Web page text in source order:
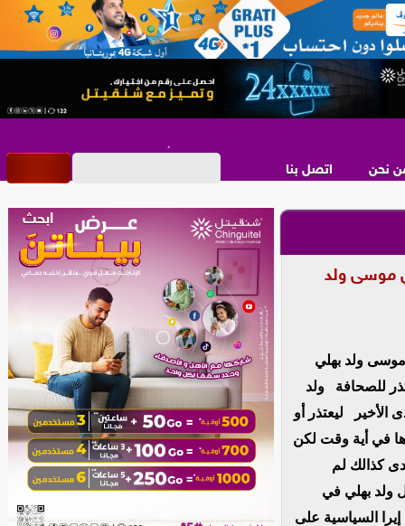
نحن اتصل بنا
موسى ولد
ولد بهلي
للصحافة ولد
ليعتذر أو
في أية وقت لكن
كذالك لم
ولد بهلي في
السياسية على